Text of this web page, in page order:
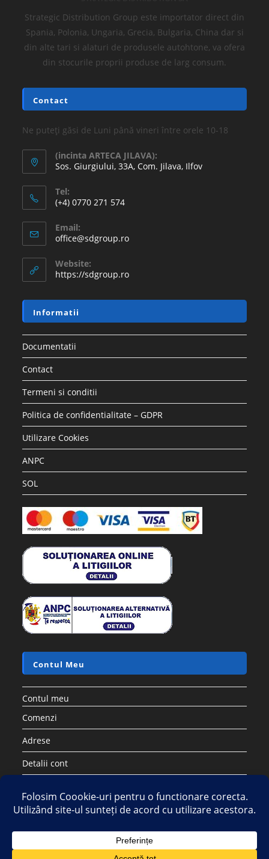
Strategic Distribution Group este importator direct din
Spania, Polonia, Ungaria, Grecia, Bulgaria, China dar si
din alte tari si alaturi de produsele autohtone, va ofera
din stocurile proprii produse de larg consum.
Contact
Ne puteți găsi de Luni până vineri între orele 10-18
(incinta ARTECA JILAVA):
Sos. Giurgiului, 33A, Com. Jilava, Ilfov
Tel:
(+4) 0770 271 574
Email:
office@sdgroup.ro
Website:
https://sdgroup.ro
Informatii
Documentatii
Contact
Termeni si conditii
Politica de confidentialitate – GDPR
Utilizare Cookies
ANPC
SOL
Contul Meu
Contul meu
Comenzi
Adrese
Detalii cont
Copyright 2026 - Strategic DIstribution Group